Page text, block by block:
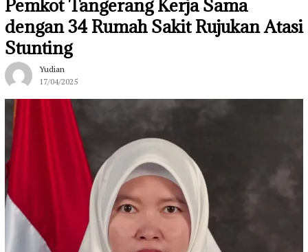
Pemkot Tangerang Kerja Sama
dengan 34 Rumah Sakit Rujukan Atasi
Stunting
Yudian
17/04/2025